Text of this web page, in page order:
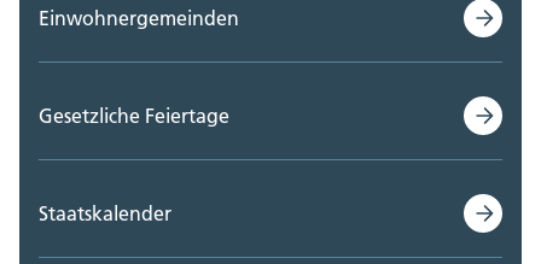
Einwohnergemeinden
Gesetzliche Feiertage
Staatskalender